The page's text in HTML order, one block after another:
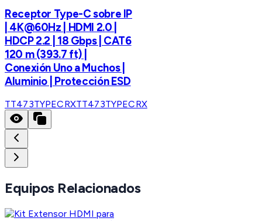
Receptor Type-C sobre IP
| 4K@60Hz | HDMI 2.0 |
HDCP 2.2 | 18 Gbps | CAT6
120 m (393.7 ft) |
Conexión Uno a Muchos |
Aluminio | Protección ESD
TT473TYPECRXTT473TYPECRX
Equipos Relacionados